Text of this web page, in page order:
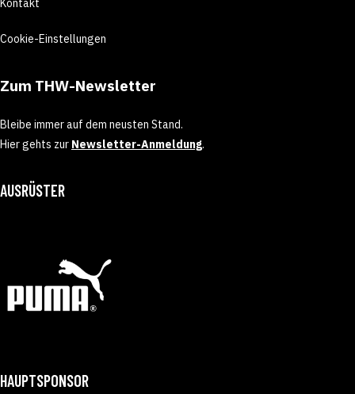
Kontakt
Cookie-Einstellungen
Zum THW-Newsletter
Bleibe immer auf dem neusten Stand.
Hier gehts zur Newsletter-Anmeldung.
AUSRÜSTER
HAUPTSPONSOR